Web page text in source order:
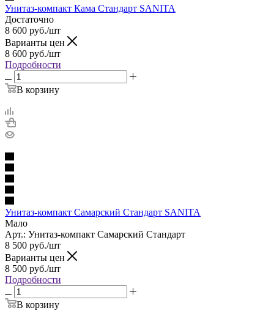
Унитаз-компакт Кама Стандарт SANITA
Достаточно
8 600 руб./шт
Варианты цен
8 600 руб./шт
Подробности
В корзину
Унитаз-компакт Самарский Стандарт SANITA
Мало
Арт.: Унитаз-компакт Самарский Стандарт
8 500 руб./шт
Варианты цен
8 500 руб./шт
Подробности
В корзину